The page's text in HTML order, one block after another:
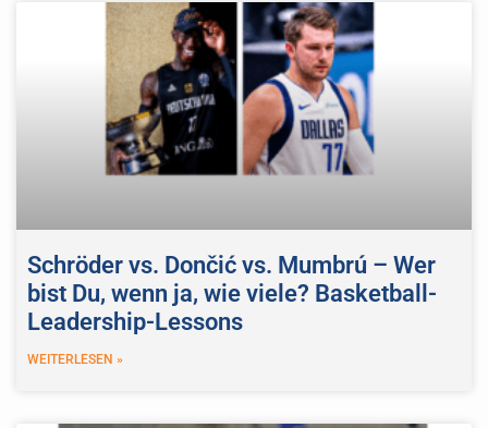
Schröder vs. Dončić vs. Mumbrú – Wer
bist Du, wenn ja, wie viele? Basketball-
Leadership-Lessons
WEITERLESEN »